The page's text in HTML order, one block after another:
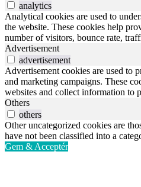
analytics
Analytical cookies are used to
the website. These cookies help
number of visitors, bounce rate,
Advertisement
advertisement
Advertisement cookies are used to
and marketing campaigns. These
websites and collect information to
Others
others
Other uncategorized cookies are
have not been classified into a
Gem & Acceptér